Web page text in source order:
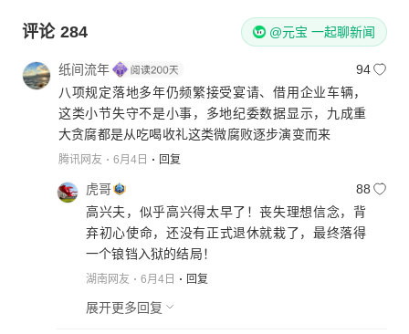
评论 284 @元宝 一起聊新闻
纸间流年
94
八项规定落地多年仍频繁接受宴请、借用企业车辆，
这类小节失守不是小事，多地纪委数据显示，九成重
腾讯网友 6月4日 回复
虎哥
88
高兴夫，似乎高兴得太早了！丧失理想信念，背
弃初心使命，还没有正式退休就栽了，最终落得
一个锒铛入狱的结局！
湖南网友 6月4日 回复
展开更多回复